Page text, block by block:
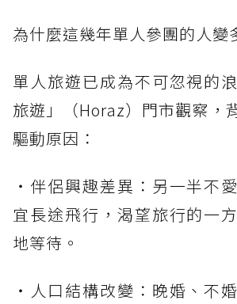
為什麼這幾年單人參團的人變
單人旅遊已成為不可忽視的
旅遊」（Horaz）門市觀察，
驅動原因：
・伴侶興趣差異：另一半不
宜長途飛行，渴望旅行的一
地等待。
・人口結構改變：晚婚、不